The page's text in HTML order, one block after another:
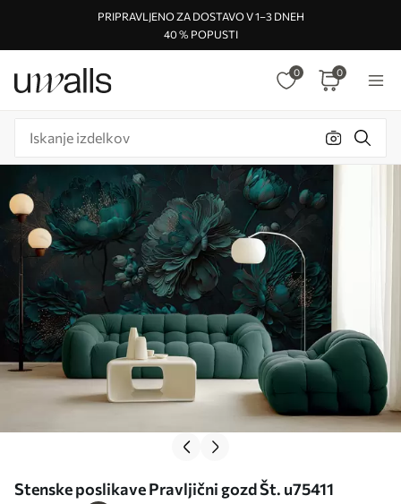
PRIPRAVLJENO ZA DOSTAVO V 1–3 DNEH
40 % POPUSTI
0 0
Stenske poslikave Pravljični gozd Št. u75411